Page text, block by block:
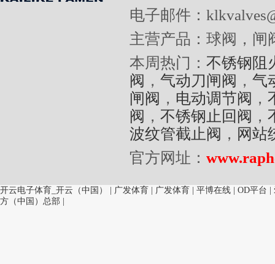
电子邮件：
主营产品：球阀，闸
本周热门： 不锈钢阻
阀 ， 气动刀闸阀 ， 气
闸阀 ， 电动调节阀 ，
阀 ， 不锈钢止回阀 ，
波纹管截止阀 ， 网站
官方网址：
开云电子体育_开云（中国） 广发体育 广发体育 平博在线 OD平台
方（中国）总部